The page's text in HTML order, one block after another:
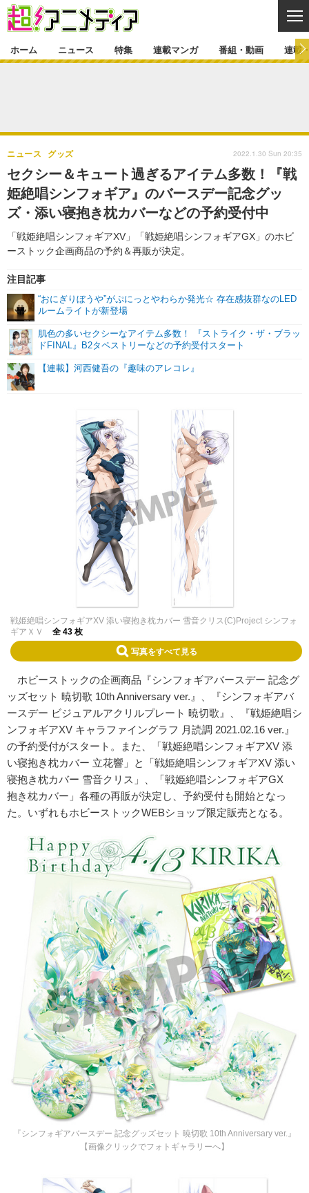
ゲーム・アプリ マンガ
グッズ イベント
声優 コスプレ
舞台
特集一覧 カバー
ラキりす
連載マンガ
連載一覧
番組・動画
番組・動画一覧 ラジオ
動画
連載・ブログ
連載・ブログ一覧 コラム
編集部ブログ・お知らせ
ホーム ニュース 特集 連載マンガ 番組・動画 連載
セクシー＆キュート過ぎるアイテム多数！『戦
姫絶唱シンフォギア』のバースデー記念グッ
ズ・添い寝抱き枕カバーなどの予約受付中
「戦姫絶唱シンフォギアXV」「戦姫絶唱シンフォギアGX」のホビ
ーストック企画商品の予約＆再販が決定。
ニュース グッズ
注目記事
“おにぎりぼうや”がぷにっとやわらか発光☆ 存在感抜群なのLED
ルームライトが新登場
肌色の多いセクシーなアイテム多数！ 『ストライク・ザ・ブラッ
ドFINAL』B2タペストリーなどの予約受付スタート
【連載】河西健吾の『趣味のアレコレ』
2022.1.30 Sun 20:35
戦姫絶唱シンフォギアXV 添い寝抱き枕カバー 雪音クリス(C)Project シンフォ
ギアＸＶ
全 43 枚
写真をすべて見る
ホビーストックの企画商品『シンフォギアバースデー 記念グ
ッズセット 暁切歌 10th Anniversary ver.』、『シンフォギアバ
ースデー ビジュアルアクリルプレート 暁切歌』、『戦姫絶唱シ
ンフォギアXV キャラファイングラフ 月読調 2021.02.16 ver.』
の予約受付がスタート。また、「戦姫絶唱シンフォギアXV 添
い寝抱き枕カバー 立花響」と「戦姫絶唱シンフォギアXV 添い
寝抱き枕カバー 雪音クリス」、「戦姫絶唱シンフォギアGX
抱き枕カバー」各種の再販が決定し、予約受付も開始となっ
た。いずれもホビーストックWEBショップ限定販売となる。
『シンフォギアバースデー 記念グッズセット 暁切歌 10th Anniversary ver.』
【画像クリックでフォトギャラリーへ】